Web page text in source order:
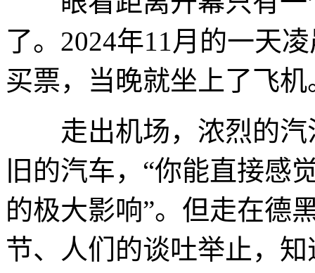
了。2024年11月的一天
买票，当晚就坐上了飞
走出机场，浓烈的汽
旧的汽车，“你能直接感
的极大影响”。但走在德
节、人们的谈吐举止，